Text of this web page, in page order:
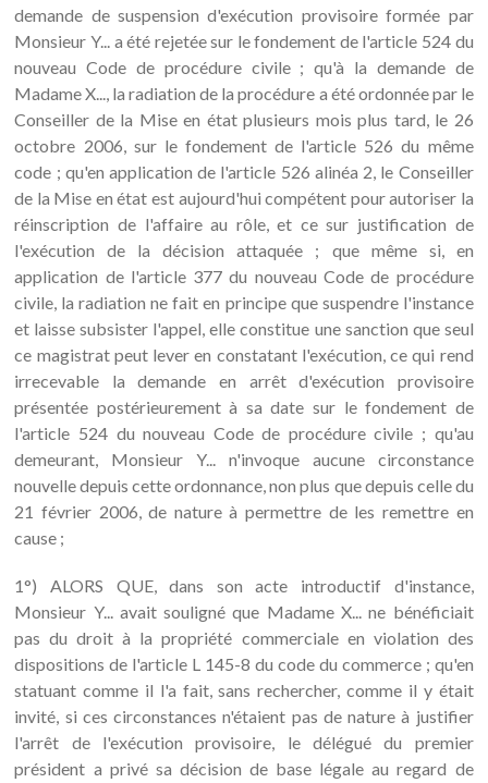
demande de suspension d'exécution provisoire formée par
Monsieur Y... a été rejetée sur le fondement de l'article 524 du
nouveau Code de procédure civile ; qu'à la demande de
Madame X..., la radiation de la procédure a été ordonnée par le
Conseiller de la Mise en état plusieurs mois plus tard, le 26
octobre 2006, sur le fondement de l'article 526 du même
code ; qu'en application de l'article 526 alinéa 2, le Conseiller
de la Mise en état est aujourd'hui compétent pour autoriser la
réinscription de l'affaire au rôle, et ce sur justification de
l'exécution de la décision attaquée ; que même si, en
application de l'article 377 du nouveau Code de procédure
civile, la radiation ne fait en principe que suspendre l'instance
et laisse subsister l'appel, elle constitue une sanction que seul
ce magistrat peut lever en constatant l'exécution, ce qui rend
irrecevable la demande en arrêt d'exécution provisoire
présentée postérieurement à sa date sur le fondement de
l'article 524 du nouveau Code de procédure civile ; qu'au
demeurant, Monsieur Y... n'invoque aucune circonstance
nouvelle depuis cette ordonnance, non plus que depuis celle du
21 février 2006, de nature à permettre de les remettre en
cause ;
1°) ALORS QUE, dans son acte introductif d'instance,
Monsieur Y... avait souligné que Madame X... ne bénéficiait
pas du droit à la propriété commerciale en violation des
dispositions de l'article L 145-8 du code du commerce ; qu'en
statuant comme il l'a fait, sans rechercher, comme il y était
invité, si ces circonstances n'étaient pas de nature à justifier
l'arrêt de l'exécution provisoire, le délégué du premier
président a privé sa décision de base légale au regard de